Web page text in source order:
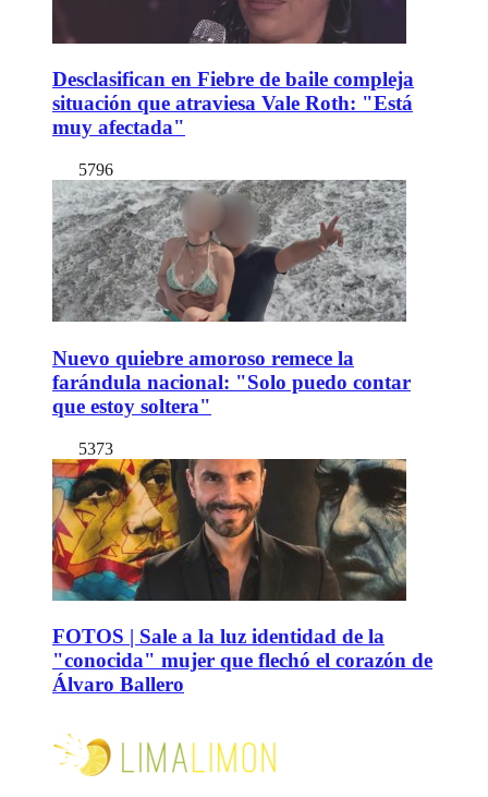
Desclasifican en Fiebre de baile compleja
situación que atraviesa Vale Roth: "Está
muy afectada"
5796
Nuevo quiebre amoroso remece la
farándula nacional: "Solo puedo contar
que estoy soltera"
5373
FOTOS | Sale a la luz identidad de la
"conocida" mujer que flechó el corazón de
Álvaro Ballero